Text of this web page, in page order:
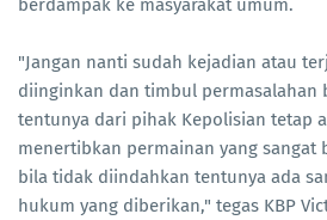
berdampak ke masyarakat umum.
"Jangan nanti sudah kejadian atau
diinginkan dan timbul permasalahan
tentunya dari pihak Kepolisian tetap
menertibkan permainan yang sangat
bila tidak diindahkan tentunya ada
hukum yang diberikan," tegas KBP